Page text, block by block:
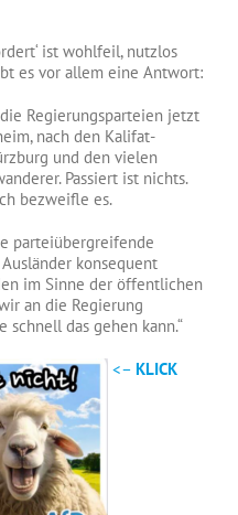
ist wohlfeil, nutzlos
es vor allem eine Antwort:
Regierungsparteien jetzt
nach den Kalifat-
und den vielen
Passiert ist nichts.
bezweifle es.
parteiübergreifende
konsequent
im Sinne der öffentlichen
an die Regierung
das gehen kann.“
<– KLICK